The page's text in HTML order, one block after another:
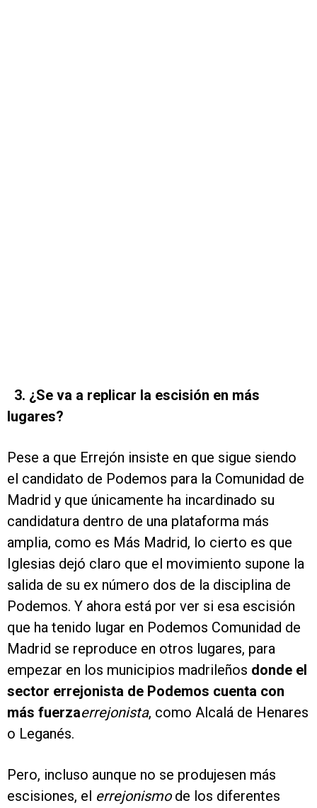
3. ¿Se va a replicar la escisión en más
lugares?
Pese a que Errejón insiste en que sigue siendo
el candidato de Podemos para la Comunidad de
Madrid y que únicamente ha incardinado su
candidatura dentro de una plataforma más
amplia, como es Más Madrid, lo cierto es que
Iglesias dejó claro que el movimiento supone la
salida de su ex número dos de la disciplina de
Podemos. Y ahora está por ver si esa escisión
que ha tenido lugar en Podemos Comunidad de
Madrid se reproduce en otros lugares, para
empezar en los municipios madrileños donde el
sector errejonista de Podemos cuenta con
más fuerzaerrejonista, como Alcalá de Henares
o Leganés.
Pero, incluso aunque no se produjesen más
escisiones, el errejonismode los diferentes